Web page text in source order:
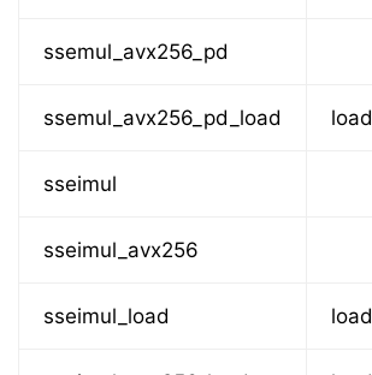
ssemul_avx256_pd
ssemul_avx256_pd_load load
sseimul
sseimul_avx256
sseimul_load load